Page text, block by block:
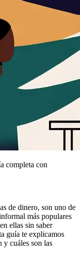
completa con
de dinero, son uno de
más populares
ellas sin saber
guía te explicamos
y cuáles son las